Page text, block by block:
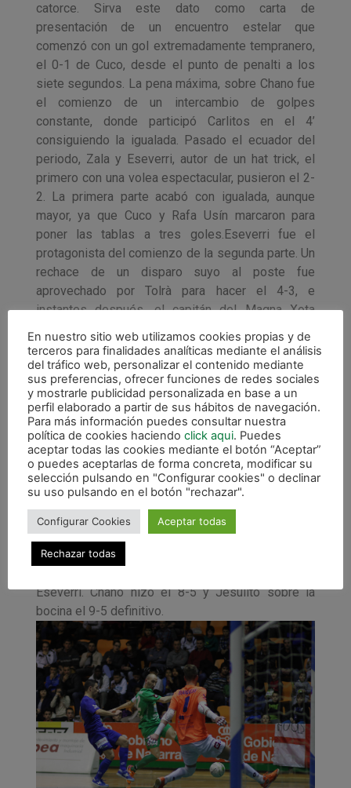
catorce. Sirva este dato como carta de
presentación de un encuentro estelar que
comenzó con un gol extremadamente tempranero,
el 0-1 de Cuco, desde el punto de penalti a los
siete segundos. La pena máxima, sobre Chano fue
el comienzo de un intercambio de golpes
constante, donde participó Carlitos en el 4’
consiguiendo la igualada. Pasado el ecuador del
periodo, Zala y Eseverri, autor de un hat trick, el
primero con una volea espectacular, pusieron el 2-
2. La primera parte acabó con igualada, aunque
mayor, ya que Cuco y Rafa Usín marcaron para
poner las tablas a tres goles.Eseverri fue el
protagonista del comienzo de la segunda parte. Un
rechace de un disparo suyo al poste fue
aprovechado por Tolrà para hacer el 4-3, e
instantes después, el capitán del Magna Xota
aumentó la ventaja con un sensacional disparo
cruzado. Antonio Diz acercó al Azkar en la
siguiente jugada… y solo se habían disputado dos
minutos de la reanudación. El encuentro, que subía
por momentos su emoción siguió jugándose con
alternativas de los dos equipos, la magia frente a
las pizarras y los goles cayendo una y otra
vez.Carlitos hizo el sexto a la salida de un córner
y Rafa Usín el séptimo con una puntera mortífera,
pero a pesar de los tres goles de ventaja sobre el
Azkar, los gallegos se resistían a dar el partido por
perdido. Con portero-jugador sobre la pista, los de
Diego Ríos buscaron la superioridad numérica,
Eseverri. Chano hizo el 8-5 y Jesulito sobre la
bocina el 9-5 definitivo.
En nuestro sitio web utilizamos cookies propias y de
terceros para finalidades analíticas mediante el análisis
del tráfico web, personalizar el contenido mediante
sus preferencias, ofrecer funciones de redes sociales
y mostrarle publicidad personalizada en base a un
perfil elaborado a partir de sus hábitos de navegación.
Para más información puedes consultar nuestra
política de cookies haciendo click aqui. Puedes
aceptar todas las cookies mediante el botón “Aceptar”
o puedes aceptarlas de forma concreta, modificar su
selección pulsando en "Configurar cookies" o declinar
su uso pulsando en el botón "rechazar".
Configurar Cookies Aceptar todas
Rechazar todas